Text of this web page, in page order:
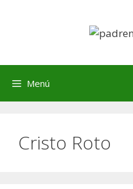
Menú
Cristo Roto